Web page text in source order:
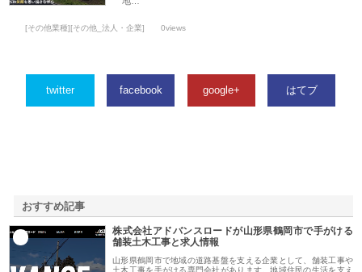
[その他業種][その他_法人・企業] 0views
twitter facebook google+ はてブ
おすすめ記事
株式会社アドバンスロードが山形県鶴岡市で手がける
舗装土木工事と求人情報
山形県鶴岡市で地域の道路基盤を支える企業として、舗装工事や
土木工事を手がける専門会社があります。地域住民の生活を支え